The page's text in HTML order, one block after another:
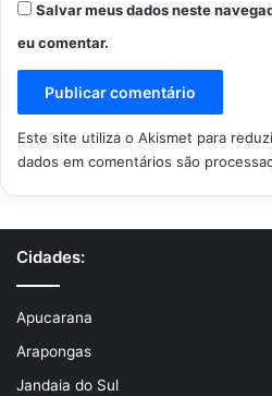
Salvar meus dados neste
eu comentar.
Este site utiliza o Akismet para
dados em comentários são
Cidades:
Apucarana
Arapongas
Jandaia do Sul